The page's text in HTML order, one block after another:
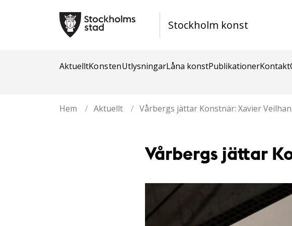
Stockholm konst
AktuelltKonstenUtlysningarLåna konstPublikationerKontakt
Hem / Aktuellt / Vårbergs jättar ​Konstnär: Xavier Veilhan
Vårbergs jättar